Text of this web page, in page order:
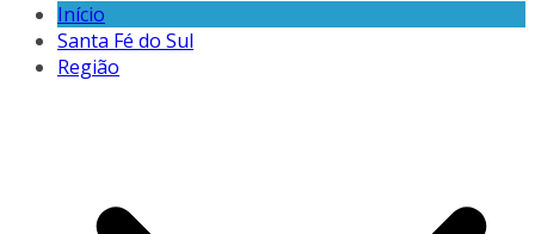
Início
Santa Fé do Sul
Região